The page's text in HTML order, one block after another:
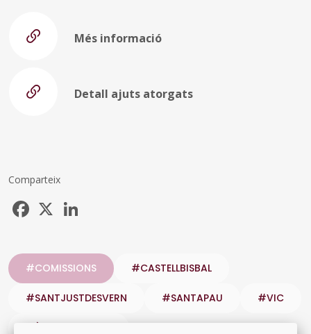
Més informació
Detall ajuts atorgats
Comparteix
Facebook
#COMISSIONS #CASTELLBISBAL
#SANTJUSTDESVERN #SANTAPAU #VIC
#ÀREA TERRITORI